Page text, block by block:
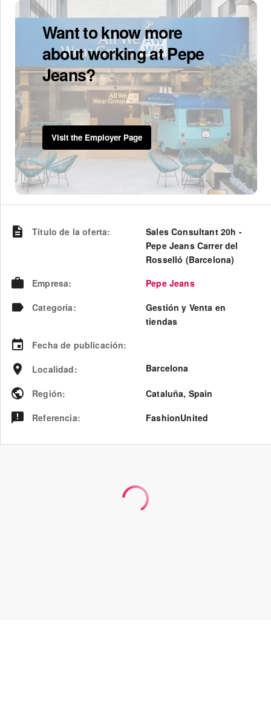
Want to know more
about working at Pepe
Jeans?
Visit the Employer Page
Título de la oferta:
Sales Consultant 20h -
Pepe Jeans Carrer del
Rosselló (Barcelona)
Empresa:
Pepe Jeans
Categoría:
Gestión y Venta en
tiendas
Fecha de publicación:
Localidad: Barcelona
Región: Cataluña, Spain
Referencia: FashionUnited